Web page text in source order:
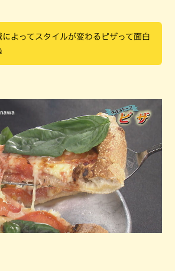
によってスタイルが変わるピザって面白